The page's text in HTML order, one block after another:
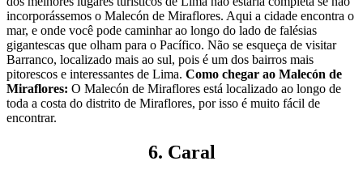
incorporássemos o Malecón de Miraflores. Aqui a cidade encontra o
mar, e onde você pode caminhar ao longo do lado de falésias
gigantescas que olham para o Pacífico. Não se esqueça de visitar
Barranco, localizado mais ao sul, pois é um dos bairros mais
pitorescos e interessantes de Lima. Como chegar ao Malecón de
Miraflores: O Malecón de Miraflores está localizado ao longo de
toda a costa do distrito de Miraflores, por isso é muito fácil de
encontrar.
6. Caral